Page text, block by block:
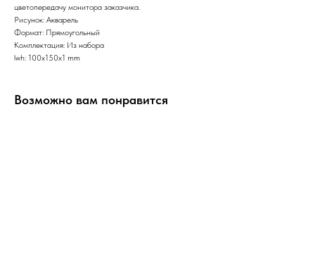
цветопередачу монитора заказчика.
Рисунок: Акварель
Формат: Прямоугольный
Комплектация: Из набора
lwh: 100x150x1 mm
Возможно вам понравится